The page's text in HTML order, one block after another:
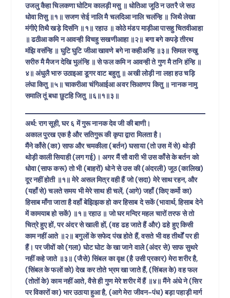
उजलु कैहा चिलकणा घोटिम कालड़ी मसु ॥ धोतिआ जूठि न उतरै जे सउ
धोवा तिसु ॥१॥ सजण सेई नालि मै चलदिआ नालि चलंन्हि ॥ जिथै लेखा
मंगीऐ तिथै खड़े दिसंनि ॥१॥ रहाउ ॥ कोठे मंडप माड़ीआ पासहु चितवीआहा
॥ ढठीआ कमि न आवन्ही विचहु सखणीआहा ॥२॥ बगा बगे कपड़े तीरथ
मंझि वसंन्हि ॥ घुटि घुटि जीआ खावणे बगे ना कहीअन्हि ॥३॥ सिमल रुखु
सरीरु मै मैजन देखि भुलंन्हि ॥ से फल कमि न आवन्ही ते गुण मै तनि हंन्हि ॥
४॥ अंधुलै भारु उठाइआ डूगर वाट बहुतु ॥ अखी लोड़ी ना लहा हउ चड़ि
लंघा कितु ॥५॥ चाकरीआ चंगिआईआ अवर सिआणप कितु ॥ नानक नामु
समालि तूं बधा छुटहि जितु ॥६॥१॥३॥
अर्थ: राग सूही, घर ६ में गुरू नानक​ देव जी की बाणी।
अकाल पुरख एक है और सतिगुरू की कृपा द्वारा मिलता है।
मैंने​ काँसे (का) साफ और चमकीला (बर्तन) घसाया (तो उस में से) थोड़ी
थोड़ी काली सियाही (लग गई)। अगर मैं सौ वारी भी उस काँसे के बर्तन को
धोवा (साफ करू) तो भी (बाहरों) धोने से उस की (अंदरली) जूठ (कालिख)
दूर नहीं होती ॥१॥ मेरे असल मित्र वही हैं जो (सदा) मेरे साथ रहन, और
(यहाँ से) चलते समय भी मेरे साथ ही चलें, (आगे) जहाँ (किए कर्मो का)
हिसाब माँगा जाता है वहाँ बेझिझक हो कर हिसाब दे सकें (भावार्थ, हिसाब देने
में कामयाब हो सकें) ॥१॥ रहाउ ॥ जो घर मन्दिर महल चारों तरफ से तो
चित्रे हुए हों, पर अंदर से खाली हों, (वह ढह जाते हैं और) ढहे हुए किसी
काम नहीं आते ॥२॥ बगुलों के सफेद पंख होते हैं, वसते भी वह तीर्थों पर ही
हैं। पर जीवों को (गला) घोट घोट के खा जाने वाले (अंदर से) साफ सुथरे
नहीं कहे जाते ॥३॥ (जैसे) सिंबल का वृक्ष (है उसी प्रकार) मेरा शरीर है,
(सिंबल के फलों को) देख कर तोते भ्रम खा जाते हैं, (सिंबल के) वह फल
(तोतों के) काम नहीं आते, वैसे ही गुण मेरे शरीर में हैं ॥४॥ मैंने अंधे ने (सिर
पर विकारों का) भार उठाया हुआ है, (आगे मेरा जीवन-पंध) बड़ा पहाड़ी मार्ग